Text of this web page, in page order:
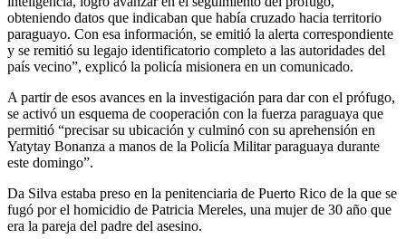
obteniendo datos que indicaban que había cruzado hacia territorio
paraguayo. Con esa información, se emitió la alerta correspondiente
y se remitió su legajo identificatorio completo a las autoridades del
país vecino”, explicó la policía misionera en un comunicado.
A partir de esos avances en la investigación para dar con el prófugo,
se activó un esquema de cooperación con la fuerza paraguaya que
permitió “precisar su ubicación y culminó con su aprehensión en
Yatytay Bonanza a manos de la Policía Militar paraguaya durante
este domingo”.
Da Silva estaba preso en la penitenciaria de Puerto Rico de la que se
fugó por el homicidio de Patricia Mereles, una mujer de 30 año que
era la pareja del padre del asesino.